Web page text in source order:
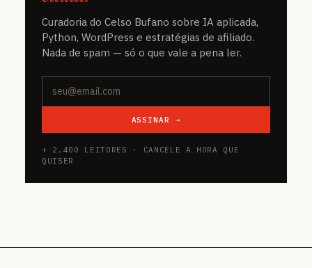
Curadoria do Celso Bufano sobre IA aplicada,
Python, WordPress e estratégias de afiliado.
Nada de spam — só o que vale a pena ler.
ASSINAR →
+ 2.400 LEITORES · CANCELE A HORA QUE
QUISER